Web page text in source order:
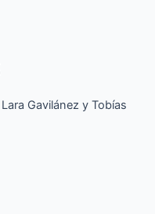
Gavilánez y Tobías